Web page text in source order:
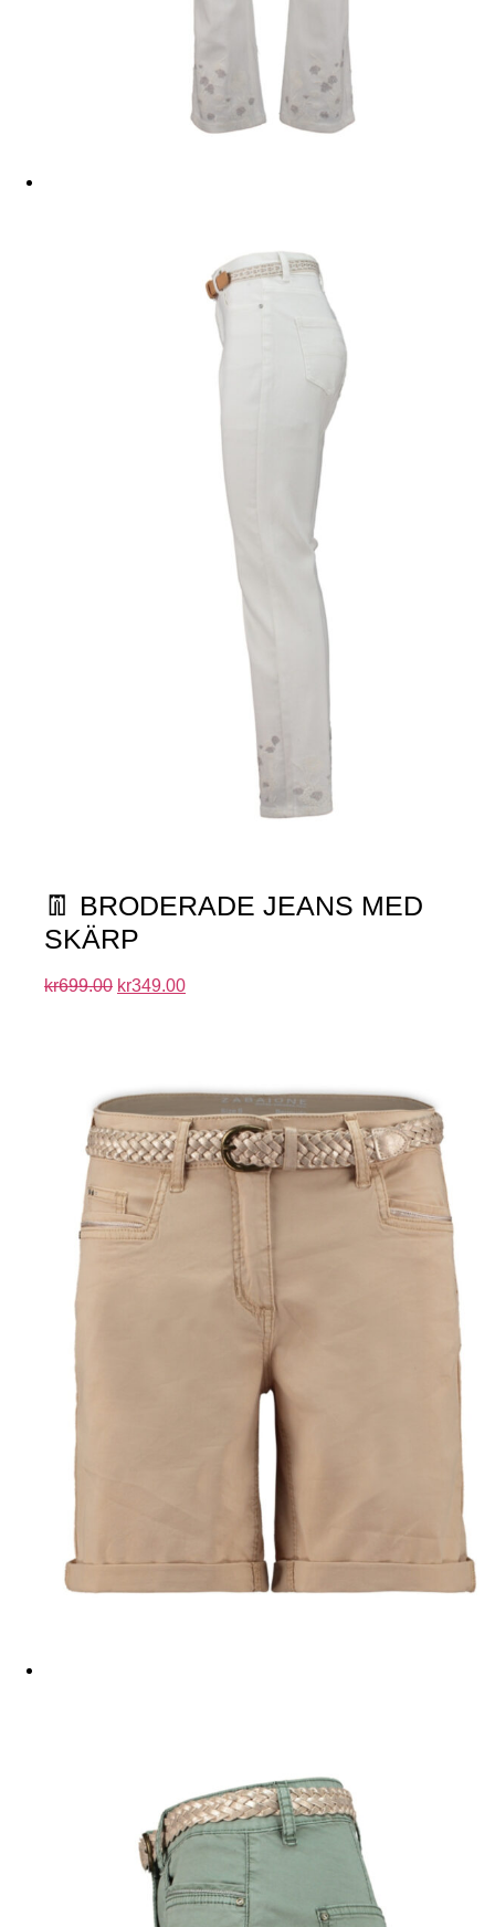
👖 BRODERADE JEANS MED
SKÄRP
kr699.00 kr349.00